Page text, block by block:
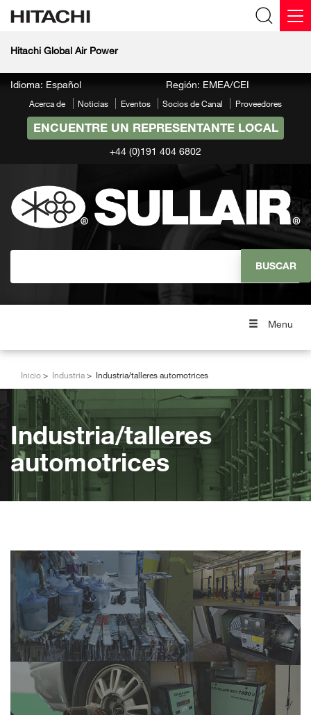
Hitachi Global Air Power
Idioma: Español Región: EMEA/CEI
Acerca de Noticias Eventos Socios de Canal Proveedores
ENCUENTRE UN REPRESENTANTE LOCAL
+44 (0)191 404 6802
Menu
Inicio Industria Industria/talleres automotrices
Industria/talleres
automotrices